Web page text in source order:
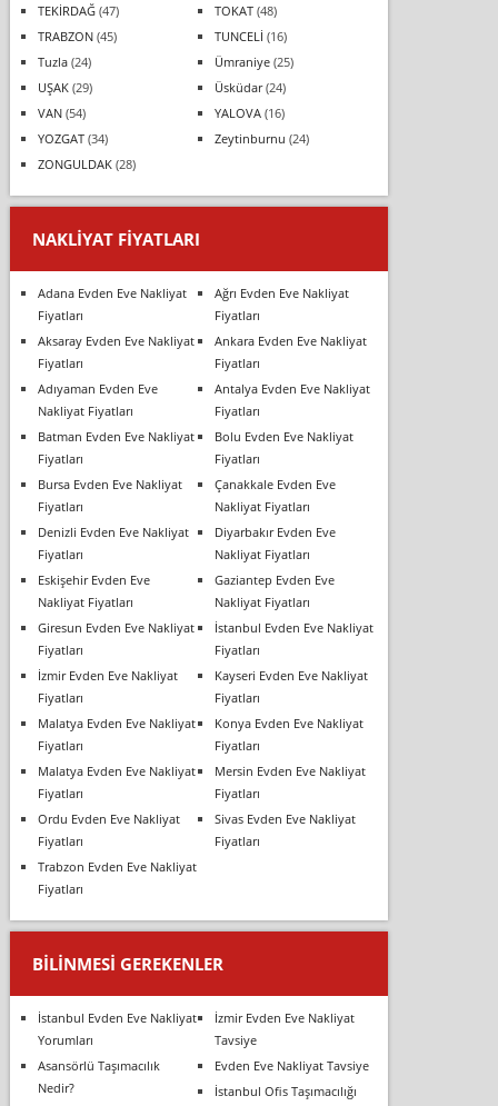
TEKİRDAĞ(47) TOKAT(48)
TRABZON(45) TUNCELİ (16)
Tuzla(24) Ümraniye(25)
UŞAK(29) Üsküdar(24)
VAN(54) YALOVA(16)
YOZGAT(34) Zeytinburnu (24)
ZONGULDAK(28)
NAKLIYAT FIYATLARI
Adana Evden Eve Nakliyat
Fiyatları
Ağrı Evden Eve Nakliyat
Fiyatları
Aksaray Evden Eve Nakliyat
Fiyatları
Ankara Evden Eve Nakliyat
Fiyatları
Adıyaman Evden Eve
Nakliyat Fiyatları
Antalya Evden Eve Nakliyat
Fiyatları
Batman Evden Eve Nakliyat
Fiyatları
Bolu Evden Eve Nakliyat
Fiyatları
Bursa Evden Eve Nakliyat
Fiyatları
Çanakkale Evden Eve
Nakliyat Fiyatları
Denizli Evden Eve Nakliyat
Fiyatları
Diyarbakır Evden Eve
Nakliyat Fiyatları
Eskişehir Evden Eve
Nakliyat Fiyatları
Gaziantep Evden Eve
Nakliyat Fiyatları
Giresun Evden Eve Nakliyat
Fiyatları
İstanbul Evden Eve Nakliyat
Fiyatları
İzmir Evden Eve Nakliyat
Fiyatları
Kayseri Evden Eve Nakliyat
Fiyatları
Malatya Evden Eve Nakliyat
Fiyatları
Konya Evden Eve Nakliyat
Fiyatları
Malatya Evden Eve Nakliyat
Fiyatları
Mersin Evden Eve Nakliyat
Fiyatları
Ordu Evden Eve Nakliyat
Fiyatları
Sivas Evden Eve Nakliyat
Fiyatları
Trabzon Evden Eve Nakliyat
Fiyatları
BILINMESI GEREKENLER
İstanbul Evden Eve Nakliyat
Yorumları
İzmir Evden Eve Nakliyat
Tavsiye
Asansörlü Taşımacılık
Nedir?
Evden Eve Nakliyat Tavsiye
İstanbul Ofis Taşımacılığı